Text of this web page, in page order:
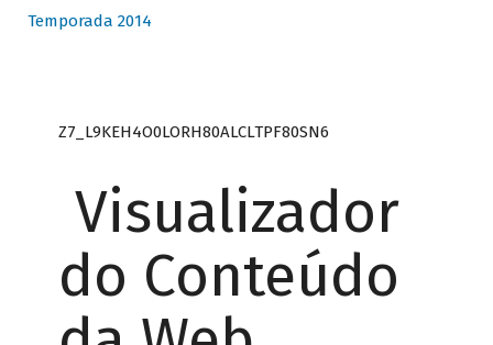
Temporada 2014
Z7_L9KEH4O0LORH80ALCLTPF80SN6
Visualizador
do Conteúdo